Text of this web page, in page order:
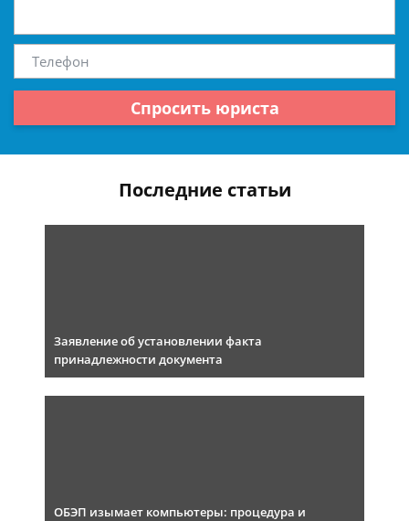
Спросить юриста
Последние статьи
Заявление об установлении факта
принадлежности документа
ОБЭП изымает компьютеры: процедура и